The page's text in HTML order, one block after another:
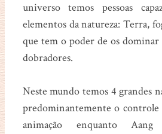
universo temos pessoas
elementos da natureza: Terra,
que tem o poder de os dominar
dobradores.
Neste mundo temos 4 grandes
predominantemente o controle
animação enquanto Aang